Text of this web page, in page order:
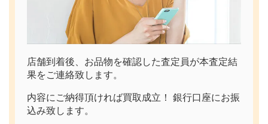
店舗到着後、お品物を確認した査定員が本査定結
果をご連絡致します。
内容にご納得頂ければ買取成立！ 銀行口座にお振
込み致します。